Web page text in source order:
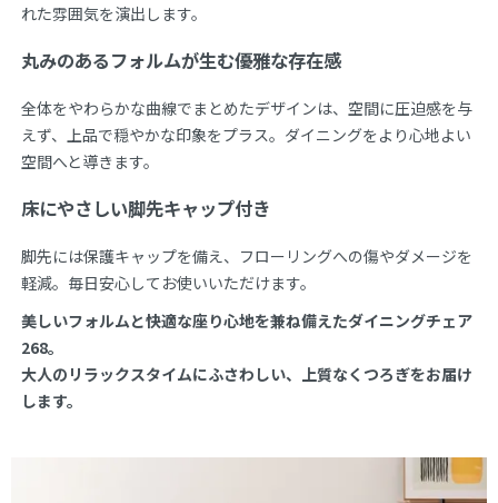
れた雰囲気を演出します。
丸みのあるフォルムが生む優雅な存在感
全体をやわらかな曲線でまとめたデザインは、空間に圧迫感を与
えず、上品で穏やかな印象をプラス。ダイニングをより心地よい
空間へと導きます。
床にやさしい脚先キャップ付き
脚先には保護キャップを備え、フローリングへの傷やダメージを
軽減。毎日安心してお使いいただけます。
美しいフォルムと快適な座り心地を兼ね備えたダイニングチェア
268。
大人のリラックスタイムにふさわしい、上質なくつろぎをお届け
します。